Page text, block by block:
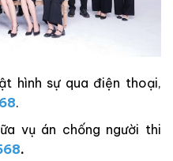
hình sự qua điện thoại,
.
vụ án chống người thi
.